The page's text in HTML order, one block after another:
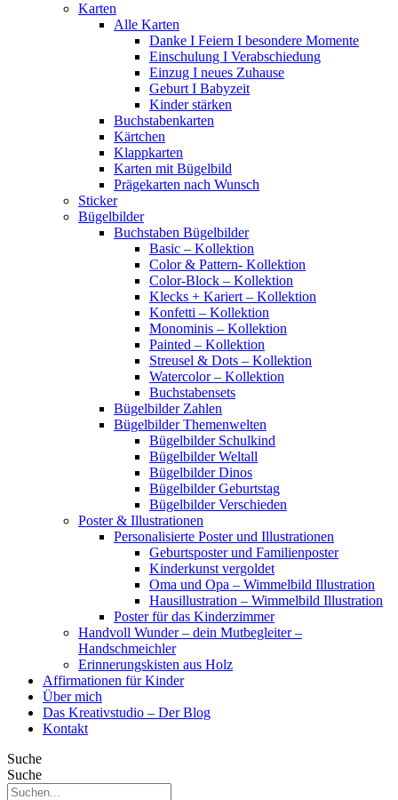
Karten
Alle Karten
Danke I Feiern I besondere Momente
Einschulung I Verabschiedung
Einzug I neues Zuhause
Geburt I Babyzeit
Kinder stärken
Buchstabenkarten
Kärtchen
Klappkarten
Karten mit Bügelbild
Prägekarten nach Wunsch
Sticker
Bügelbilder
Buchstaben Bügelbilder
Basic – Kollektion
Color & Pattern- Kollektion
Color-Block – Kollektion
Klecks + Kariert – Kollektion
Konfetti – Kollektion
Monominis – Kollektion
Painted – Kollektion
Streusel & Dots – Kollektion
Watercolor – Kollektion
Buchstabensets
Bügelbilder Zahlen
Bügelbilder Themenwelten
Bügelbilder Schulkind
Bügelbilder Weltall
Bügelbilder Dinos
Bügelbilder Geburtstag
Bügelbilder Verschieden
Poster & Illustrationen
Personalisierte Poster und Illustrationen
Geburtsposter und Familienposter
Kinderkunst vergoldet
Oma und Opa – Wimmelbild Illustration
Hausillustration – Wimmelbild Illustration
Poster für das Kinderzimmer
Handvoll Wunder – dein Mutbegleiter –
Handschmeichler
Erinnerungskisten aus Holz
Affirmationen für Kinder
Über mich
Das Kreativstudio – Der Blog
Kontakt
Suche
Suche